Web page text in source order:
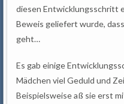
diesen Entwicklungsschritt
Beweis geliefert wurde,
geht…
Es gab einige
Mädchen viel Geduld und
Beispielsweise aß sie erst